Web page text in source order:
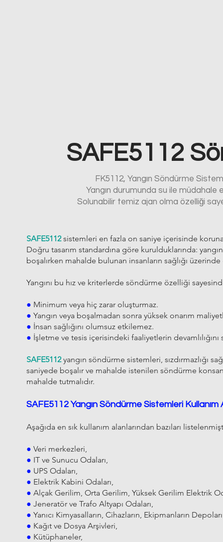
SAFE5112
FK5112, Yangın Söndürme
Yangın durumunda su ile
Solunabilir temiz ajan olma özelliği
SAFE5112sistemleri en fazla on saniye içerisinde
Doğru tasarım standardına göre kurulduklarında:
boşalırken mahalde bulunan insanların sağlığı
Yangını bu hız ve kriterlerde söndürme özelliği
● Minimum veya hiç zarar oluşturmaz.
● Yangın veya boşalmadan sonra yüksek onarım
● İnsan sağlığını olumsuz etkilemez.
● İşletme ve tesis içerisindeki faaliyetlerin devamlılığını
SAFE5112yangın söndürme sistemleri, sızdırmazlığı
saniyede boşalır ve mahalde istenilen söndürme
mahalde tutmalıdır.
SAFE5112Yangın Söndürme Sistemleri Kullanım
Aşağıda en sık kullanım alanlarından bazıları
● Veri merkezleri,
● IT ve Sunucu Odaları,
● UPS Odaları,
● Elektrik Kabini Odaları,
● Alçak Gerilim, Orta Gerilim, Yüksek Gerilim Elektrik
● Jeneratör ve Trafo Altyapı Odaları,
● Yanıcı Kimyasalların, Cihazların, Ekipmanların
● Kağıt ve Dosya Arşivleri,
● Kütüphaneler,